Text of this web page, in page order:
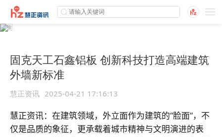
固克天工石鑫铝板 创新科技打造高端建筑
外墙新标准
慧正资讯 2025-04-21 17:16:13
慧正资讯：在建筑领域，外立面作为建筑的“脸面”，不
仅是品质的象征，更承载着城市精神与文明演进的表